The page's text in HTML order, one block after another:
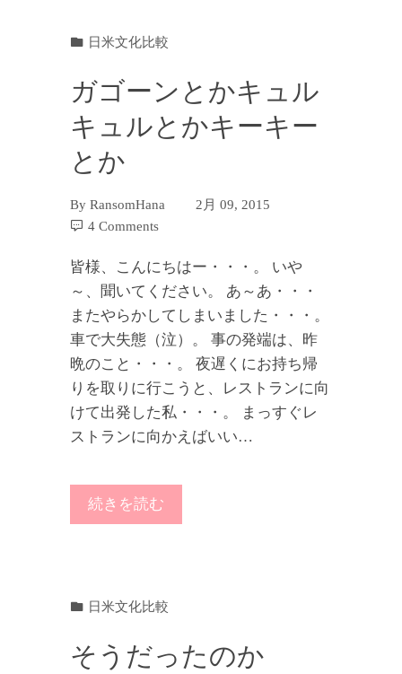
日米文化比較
ガゴーンとかキュル
キュルとかキーキー
とか
ByRansomHana
2月 09, 2015
4 Comments
皆様、こんにちはー・・・。 いや
～、聞いてください。 あ～あ・・・
またやらかしてしまいました・・・。
車で大失態（泣）。 事の発端は、昨
晩のこと・・・。 夜遅くにお持ち帰
りを取りに行こうと、レストランに向
けて出発した私・・・。 まっすぐレ
ストランに向かえばいい…
続きを読む
日米文化比較
そうだったのか